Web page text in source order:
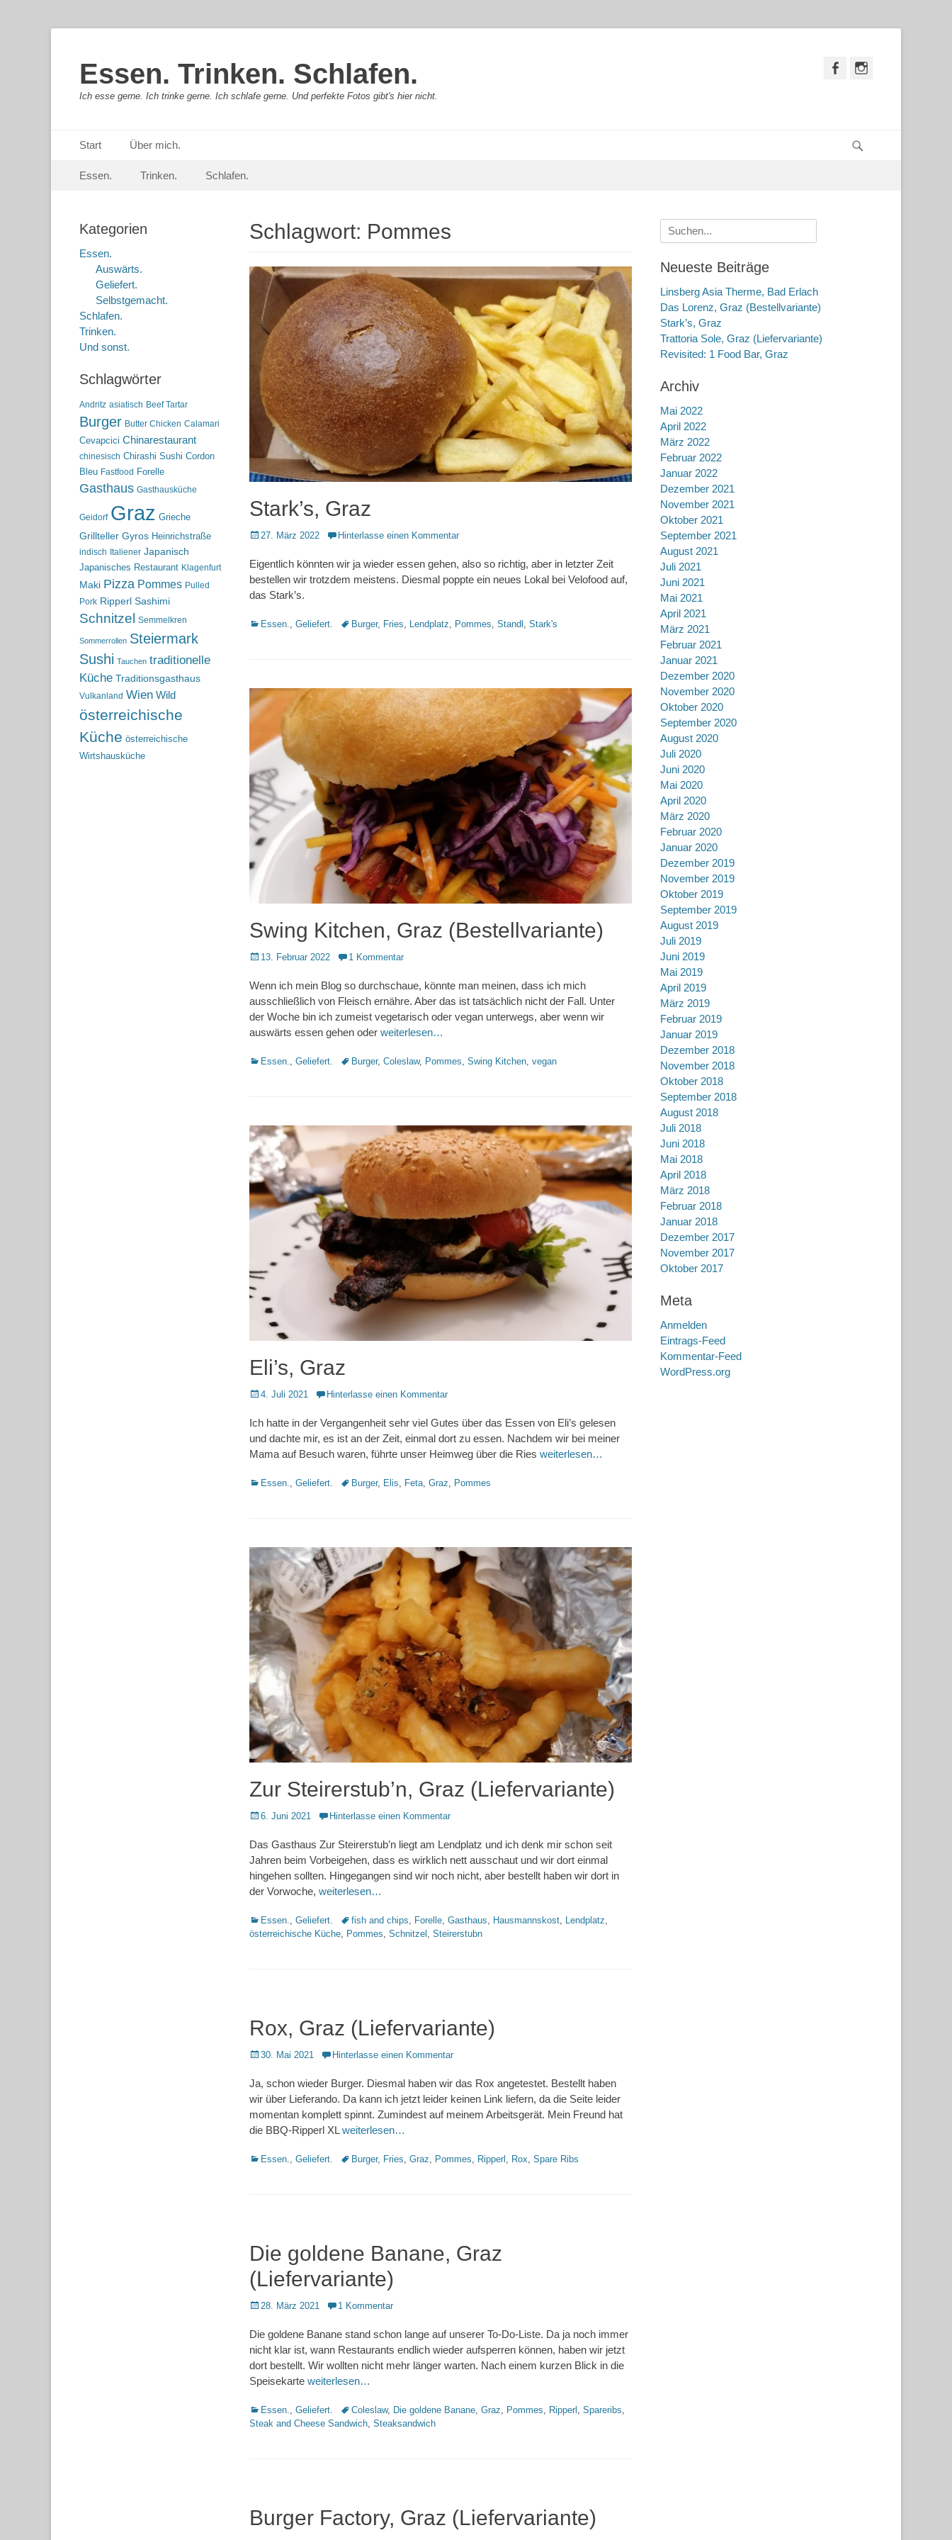
Essen. Trinken. Schlafen.
Ich esse gerne. Ich trinke gerne. Ich schlafe gerne. Und perfekte Fotos gibt's hier nicht.
Facebook
Primäres Menü
zum
Start Über mich.
Sekundär-Menü
zum
Essen. Trinken. Schlafen.
Schlagwort: Pommes
Stark’s, Graz
Posted
27. März 2022 Hinterlasse einen Kommentar
Eigentlich könnten wir ja wieder essen gehen, also so richtig, aber in letzter Zeit
bestellen wir trotzdem meistens. Diesmal poppte ein neues Lokal bei Velofood auf,
das Stark’s.
Kategorien
Essen. Geliefert. Schlagworte
Burger, Fries Lendplatz Pommes Standl Stark's
Swing Kitchen, Graz (Bestellvariante)
Posted
13. Februar 2022 1 Kommentar
Wenn ich mein Blog so durchschaue, könnte man meinen, dass ich mich
ausschließlich von Fleisch ernähre. Aber das ist tatsächlich nicht der Fall. Unter
der Woche bin ich zumeist vegetarisch oder vegan unterwegs, aber wenn wir
auswärts essen gehen oder weiterlesen…
Kategorien
Essen. Geliefert. Schlagworte
Burger, Coleslaw, Pommes Swing Kitchen vegan
Eli’s, Graz
Posted
4. Juli 2021 Hinterlasse einen Kommentar
Ich hatte in der Vergangenheit sehr viel Gutes über das Essen von Eli’s gelesen
und dachte mir, es ist an der Zeit, einmal dort zu essen. Nachdem wir bei meiner
Mama auf Besuch waren, führte unser Heimweg über die Ries weiterlesen…
Kategorien
Essen. Geliefert. Schlagworte
Burger, Elis Feta Graz Pommes
Zur Steirerstub’n, Graz (Liefervariante)
Posted
6. Juni 2021 Hinterlasse einen Kommentar
Das Gasthaus Zur Steirerstub’n liegt am Lendplatz und ich denk mir schon seit
Jahren beim Vorbeigehen, dass es wirklich nett ausschaut und wir dort einmal
hingehen sollten. Hingegangen sind wir noch nicht, aber bestellt haben wir dort in
der Vorwoche, weiterlesen…
Kategorien
Essen. Geliefert. Schlagworte
fish and chips Forelle Gasthaus Hausmannskost Lendplatz
österreichische Küche Pommes Schnitzel Steirerstubn
Rox, Graz (Liefervariante)
Posted
30. Mai 2021 Hinterlasse einen Kommentar
Ja, schon wieder Burger. Diesmal haben wir das Rox angetestet. Bestellt haben
wir über Lieferando. Da kann ich jetzt leider keinen Link liefern, da die Seite leider
momentan komplett spinnt. Zumindest auf meinem Arbeitsgerät. Mein Freund hat
die BBQ-Ripperl XL weiterlesen…
Kategorien
Essen. Geliefert. Schlagworte
Burger, Fries Graz Pommes Ripperl Rox Spare Ribs
Die goldene Banane, Graz
(Liefervariante)
Posted
28. März 2021 1 Kommentar
Die goldene Banane stand schon lange auf unserer To-Do-Liste. Da ja noch immer
nicht klar ist, wann Restaurants endlich wieder aufsperren können, haben wir jetzt
dort bestellt. Wir wollten nicht mehr länger warten. Nach einem kurzen Blick in die
Speisekarte weiterlesen…
Kategorien
Essen. Geliefert. Schlagworte
Coleslaw, Die goldene Banane Graz Pommes Ripperl Spareribs
Steak and Cheese Sandwich Steaksandwich
Burger Factory, Graz (Liefervariante)
Suche
nach:
Neueste Beiträge
Linsberg Asia Therme, Bad Erlach
Das Lorenz, Graz (Bestellvariante)
Stark’s, Graz
Trattoria Sole, Graz (Liefervariante)
Revisited: 1 Food Bar, Graz
Archiv
Mai 2022
April 2022
März 2022
Februar 2022
Januar 2022
Dezember 2021
November 2021
Oktober 2021
September 2021
August 2021
Juli 2021
Juni 2021
Mai 2021
April 2021
März 2021
Februar 2021
Januar 2021
Dezember 2020
November 2020
Oktober 2020
September 2020
August 2020
Juli 2020
Juni 2020
Mai 2020
April 2020
März 2020
Februar 2020
Januar 2020
Dezember 2019
November 2019
Oktober 2019
September 2019
August 2019
Juli 2019
Juni 2019
Mai 2019
April 2019
März 2019
Februar 2019
Januar 2019
Dezember 2018
November 2018
Oktober 2018
September 2018
August 2018
Juli 2018
Juni 2018
Mai 2018
April 2018
März 2018
Februar 2018
Januar 2018
Dezember 2017
November 2017
Oktober 2017
Meta
Anmelden
Eintrags-Feed
Kommentar-Feed
WordPress.org
Kategorien
Essen.
Auswärts.
Geliefert.
Selbstgemacht.
Schlafen.
Trinken.
Und sonst.
Schlagwörter
Andritz asiatisch Beef Tartar
Burger Butter Chicken Calamari
Cevapcici Chinarestaurant
chinesisch Chirashi Sushi Cordon
Bleu Fastfood Forelle
Gasthaus Gasthausküche
Geidorf Graz Grieche
Grillteller Gyros Heinrichstraße
indisch Italiener Japanisch
Japanisches Restaurant Klagenfurt
Maki Pizza Pommes Pulled
Pork Ripperl Sashimi
Schnitzel Semmelkren
Sommerrollen Steiermark
Sushi Tauchen traditionelle
Küche Traditionsgasthaus
Vulkanland Wien Wild
österreichische
Küche österreichische
Wirtshausküche